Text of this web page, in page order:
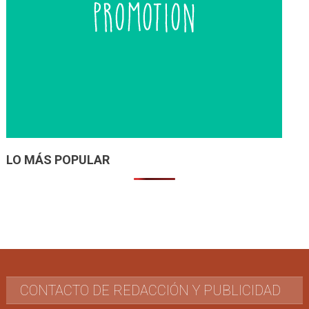
LO MÁS POPULAR
CONTACTO DE REDACCIÓN Y PUBLICIDAD